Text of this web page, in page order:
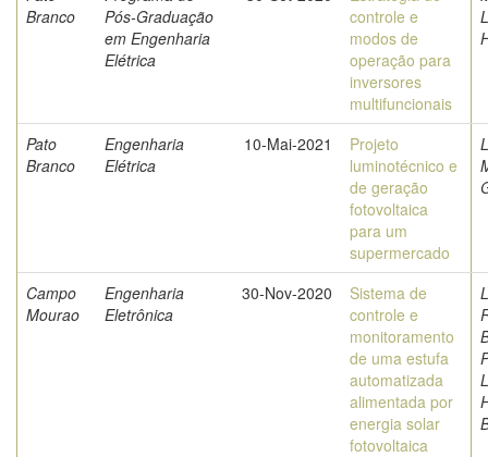
Branco
Pós-Graduação
em Engenharia
Elétrica
controle e
modos de
operação para
inversores
multifuncionais
Pato
Branco
Engenharia
Elétrica
10-Mai-2021
Projeto
luminotécnico e
de geração
fotovoltaica
para um
supermercado
Campo
Mourao
Engenharia
Eletrônica
30-Nov-2020
Sistema de
controle e
monitoramento
de uma estufa
automatizada
alimentada por
energia solar
fotovoltaica